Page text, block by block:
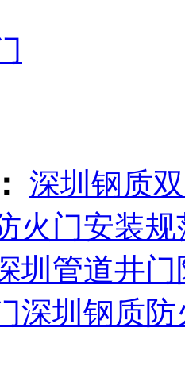
深圳钢质
火门安装规
圳管道井门
深圳钢质